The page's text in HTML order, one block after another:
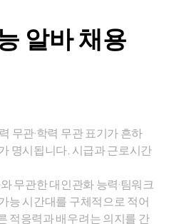
알바 채용
무관·학력 무관 표기가 흔하
명시됩니다. 시급과 근로시간
무관한 대인관화 능력·팀워크
능 시간대를 구체적으로 적어
적응력과 배우려는 의지를 간